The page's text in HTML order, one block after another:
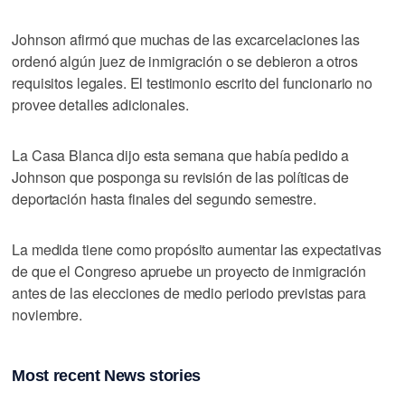
Johnson afirmó que muchas de las excarcelaciones las
ordenó algún juez de inmigración o se debieron a otros
requisitos legales. El testimonio escrito del funcionario no
provee detalles adicionales.
La Casa Blanca dijo esta semana que había pedido a
Johnson que posponga su revisión de las políticas de
deportación hasta finales del segundo semestre.
La medida tiene como propósito aumentar las expectativas
de que el Congreso apruebe un proyecto de inmigración
antes de las elecciones de medio periodo previstas para
noviembre.
Most recent News stories